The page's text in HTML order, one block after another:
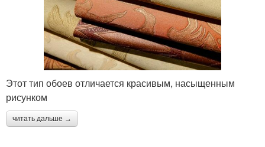
Этот тип обоев отличается красивым, насыщенным
рисунком
читать дальше →